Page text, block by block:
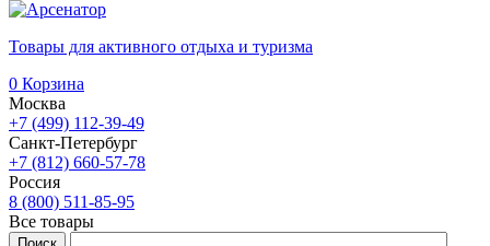
Товары для активного отдыха и туризма
0 Корзина
Москва
+7 (499) 112-39-49
Санкт-Петербург
+7 (812) 660-57-78
Россия
8 (800) 511-85-95
Все товары